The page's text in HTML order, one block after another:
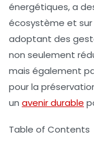
énergétiques, a
écosystème et
adoptant des
non seulement
mais également
pour la
un avenir durable
Table of Contents